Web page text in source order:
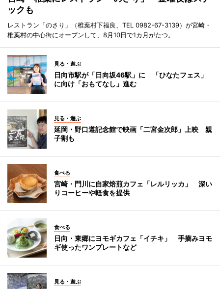
ックも
レストラン「のさり」（椎葉村下福良、TEL 0982-67-3139）が宮崎・
椎葉村の中心街にオープンして、8月10日で1カ月がたつ。
見る・遊ぶ
日向市駅が「日向坂46駅」に 「ひなたフェス」
に向け「おもてなし」進む
見る・遊ぶ
延岡・野口遵記念館で映画「二宮金次郎」上映 親
子割も
食べる
宮崎・門川に自家焙煎カフェ「レルリッカ」 深い
りコーヒーや軽食を提供
食べる
日向・東郷にヨモギカフェ「イチキ」 手摘みヨモ
ギ使ったワンプレートなど
見る・遊ぶ